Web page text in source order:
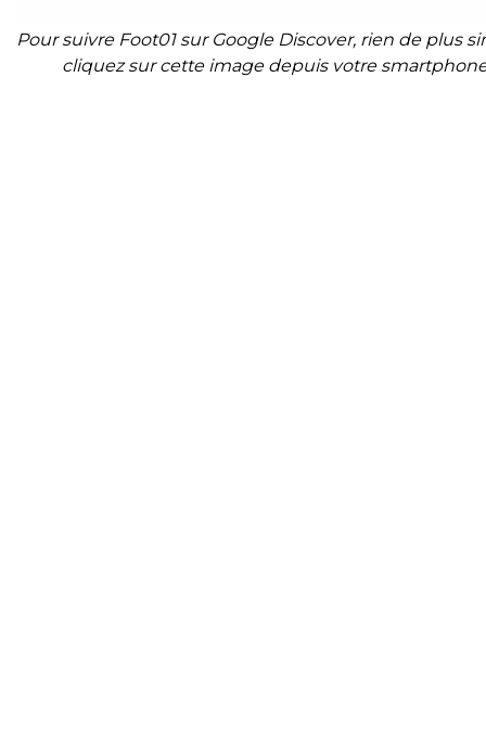
Pour suivre Foot01 sur Google Discover, rien de plus
cliquez sur cette image depuis votre